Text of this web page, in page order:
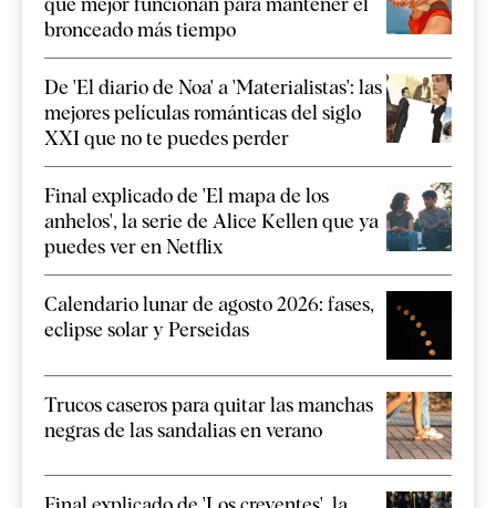
bronceado más tiempo
De 'El diario de Noa' a 'Materialistas': las
mejores películas románticas del siglo
XXI que no te puedes perder
Final explicado de 'El mapa de los
anhelos', la serie de Alice Kellen que ya
puedes ver en Netflix
Calendario lunar de agosto 2026: fases,
eclipse solar y Perseidas
Trucos caseros para quitar las manchas
negras de las sandalias en verano